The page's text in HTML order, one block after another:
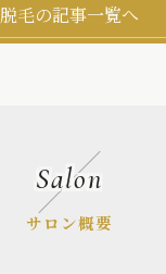
脱毛の記事一覧へ
サロン概要
Salon